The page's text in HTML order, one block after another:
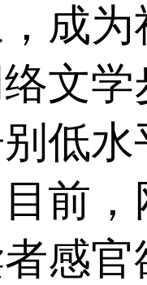
成
文
低
前
感